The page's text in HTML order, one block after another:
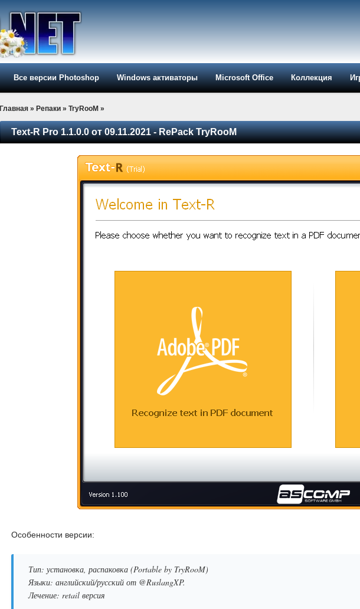
Все версии Photoshop Windows активаторы Microsoft Office Коллекция
Главная » Репаки » TryRooM »
Text-R Pro 1.1.0.0 от 09.11.2021 - RePack TryRooM
Особенности версии:
Тип: установка, распаковка (Portable by TryRooM)
Языки: английский/русский от @RuslangXP.
Лечение: retail версия